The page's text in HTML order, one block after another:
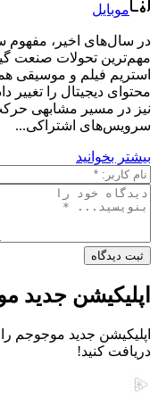
موبایل
در سال‌های اخیر، مفهوم
مهم‌ترین تحولات صنعت
محتوای دیجیتال را
نیز در مسیر مشابهی
سرویس‌های اشتراکی...
بیشتر بخوانید
ثبت دیدگاه
اپلیکیشن جدید
اپلیکیشن جدید موجوجم
دریافت کنید!